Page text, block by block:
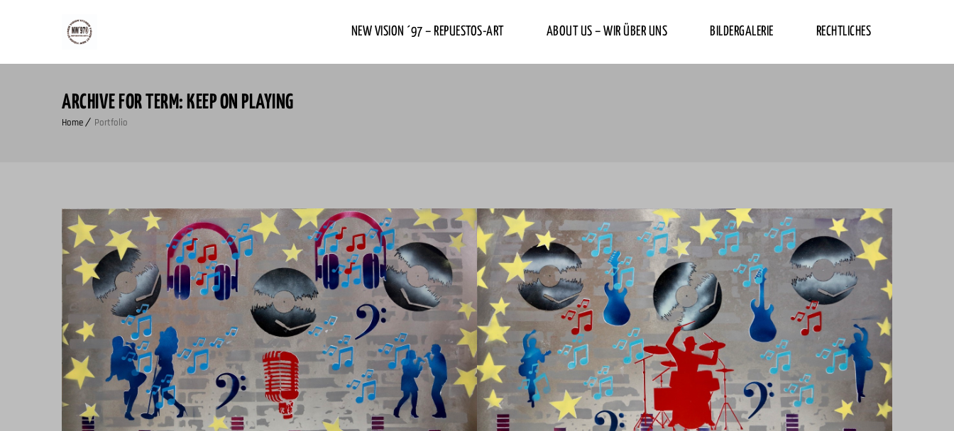
NEW VISION ´97 – REPUESTOS-ART ABOUT US – WIR ÜBER UNS BILDERGALERIE RECHTLICHES
ARCHIVE FOR TERM: KEEP ON PLAYING
Home Portfolio